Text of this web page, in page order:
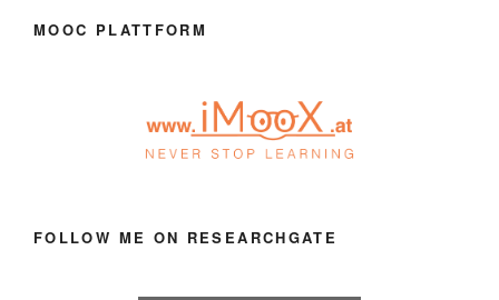
MOOC PLATTFORM
FOLLOW ME ON RESEARCHGATE